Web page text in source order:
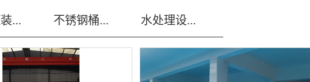
... 不锈钢桶... 水处理设...